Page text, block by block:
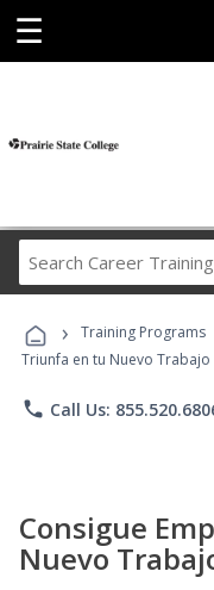
☰
› Training Programs
Triunfa en tu Nuevo Trabajo
phone Call Us:
Consigue
Nuevo